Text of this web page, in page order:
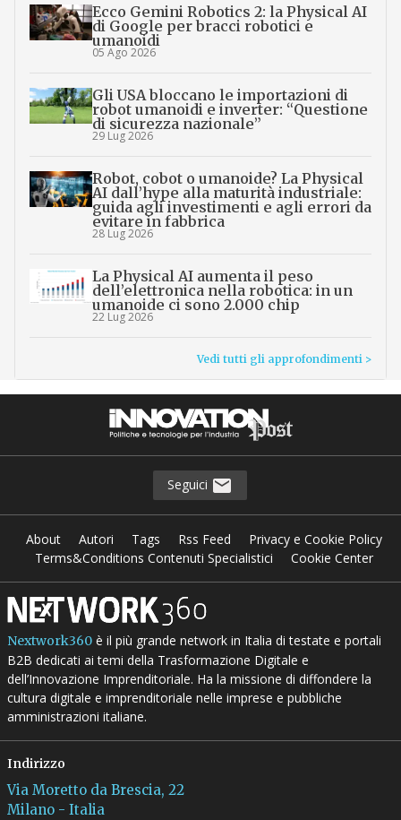
Ecco Gemini Robotics 2: la Physical AI
di Google per bracci robotici e
umanoidi
05 Ago 2026
Gli USA bloccano le importazioni di
robot umanoidi e inverter: “Questione
di sicurezza nazionale”
29 Lug 2026
Robot, cobot o umanoide? La Physical
AI dall’hype alla maturità industriale:
guida agli investimenti e agli errori da
evitare in fabbrica
28 Lug 2026
La Physical AI aumenta il peso
dell’elettronica nella robotica: in un
umanoide ci sono 2.000 chip
22 Lug 2026
Vedi tutti gli approfondimenti >
Seguici
About Autori Tags Rss Feed
Privacy e Cookie Policy
Terms&Conditions Contenuti Specialistici
Cookie Center
Nextwork360è il più grande network in Italia di testate e portali
B2B dedicati ai temi della Trasformazione Digitale e
dell’Innovazione Imprenditoriale. Ha la missione di diffondere la
cultura digitale e imprenditoriale nelle imprese e pubbliche
amministrazioni italiane.
Indirizzo
Via Moretto da Brescia, 22
Milano - Italia